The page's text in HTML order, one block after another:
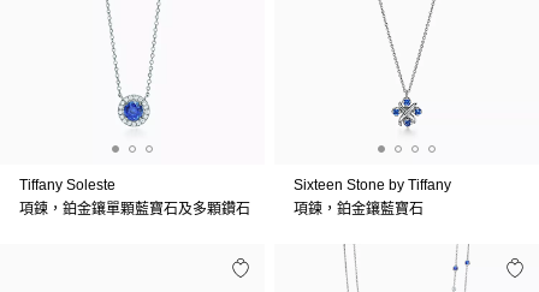
Tiffany Soleste
項鍊，鉑金鑲單顆藍寶石及多顆鑽石
Sixteen Stone by Tiffany
項鍊，鉑金鑲藍寶石